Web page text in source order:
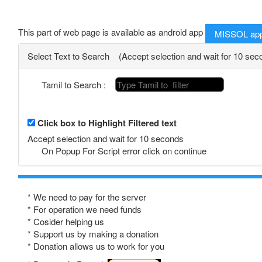
This part of web page is available as android app
MISSOL
Select Text to Search (Accept selection and wait for 10
Tamil to Search :
Click box to Highlight Filtered text
Accept selection and wait for 10 seconds
On Popup For Script error click on continue
* We need to pay for the server
* For operation we need funds
* Cosider helping us
* Support us by making a donation
* Donation allows us to work for you